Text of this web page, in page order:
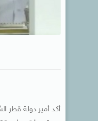
أكد أمير دولة قطر